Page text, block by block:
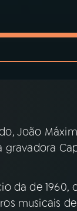
João
gravadora
da de
musicais